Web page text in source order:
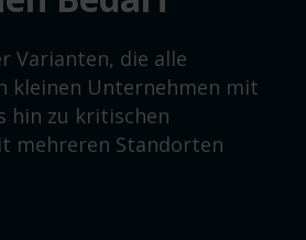
Varianten, die alle
kleinen Unternehmen mit
hin zu kritischen
mehreren Standorten